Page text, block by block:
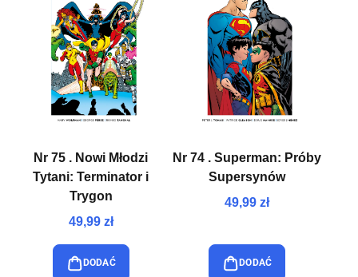
Nr 75 . Nowi Młodzi
Tytani: Terminator i
Trygon
49,99 zł
DODAĆ
Nr 74 . Superman: Próby
Supersynów
49,99 zł
DODAĆ